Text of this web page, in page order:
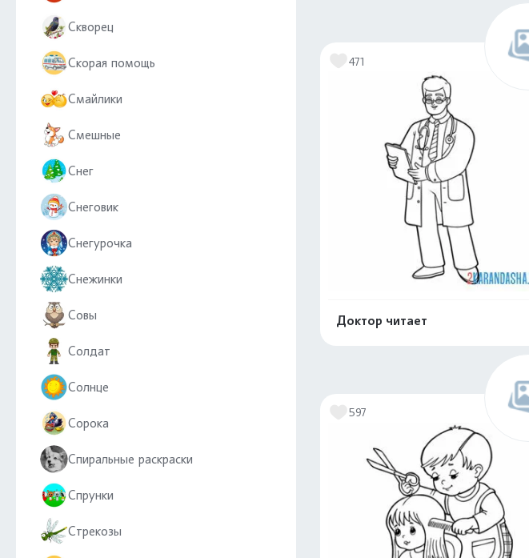
Скворец
Скорая помощь
Смайлики
Смешные
Снег
Снеговик
Снегурочка
Снежинки
Совы
Солдат
Солнце
Сорока
Спиральные раскраски
Спрунки
Стрекозы
471
Доктор читает
597